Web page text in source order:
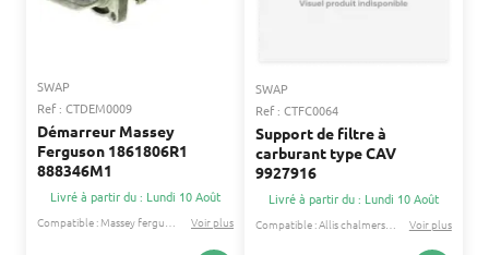
SWAP
Ref : CTDEM0009
Démarreur Massey
Ferguson 1861806R1
888346M1
Livré à partir du : Lundi 10 Août
Compatible : Renault...
Voir plus
SWAP
Ref : CTFC0064
Support de filtre à
carburant type CAV
9927916
Livré à partir du : Lundi 10 Août
Compatible : Allis chalmers David brown...
Voir plus